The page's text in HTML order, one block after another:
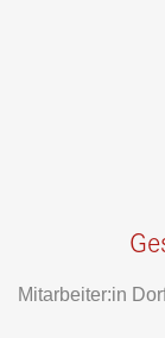
Mitarbeiter:in